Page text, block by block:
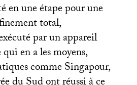
en une étape pour une
total,
par un appareil
en a les moyens,
comme Singapour,